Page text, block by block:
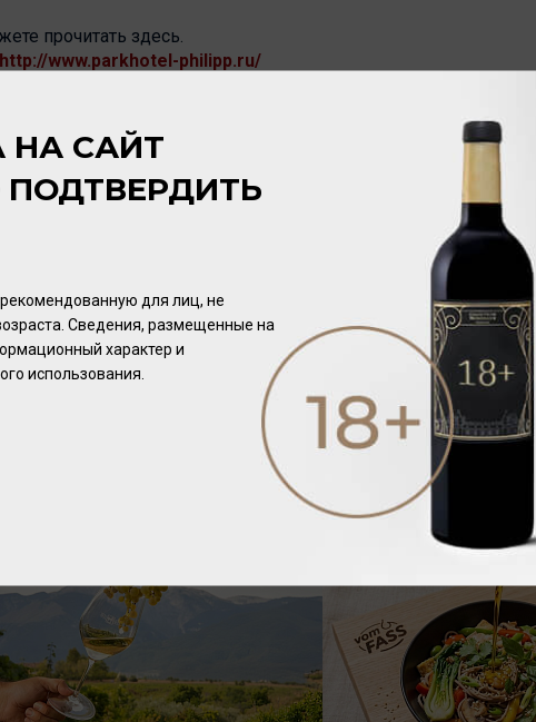
прочитать здесь.
http://www.parkhotel-philipp.ru/
НА САЙТ
для лиц, не
Сведения, размещенные на
характер и
использования.